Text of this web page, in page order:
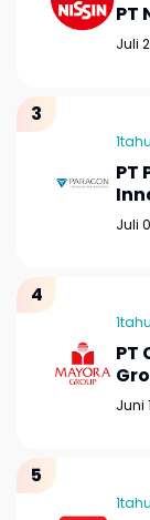
PT
Juli
PT
Juli
PT
Juni